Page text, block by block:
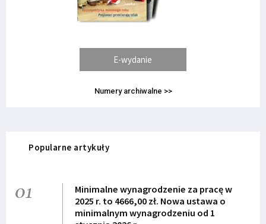
E-wydanie
Numery archiwalne >>
Popularne artykuły
01
Minimalne wynagrodzenie za pracę w
2025 r. to 4666,00 zł. Nowa ustawa o
minimalnym wynagrodzeniu od 1